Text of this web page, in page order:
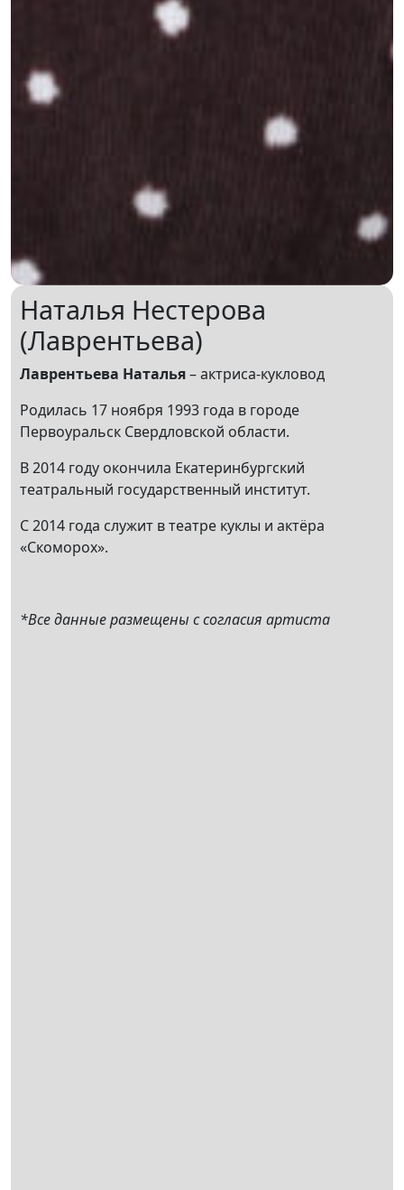
Наталья Нестерова
(Лаврентьева)
Лаврентьева Наталья– актриса-кукловод
Родилась 17 ноября 1993 года в городе
Первоуральск Свердловской области.
В 2014 году окончила Екатеринбургский
театральный государственный институт.
С 2014 года служит в театре куклы и актёра
«Скоморох».
*Все данные размещены с согласия артиста